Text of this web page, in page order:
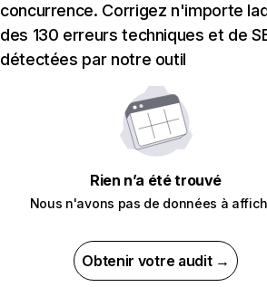
concurrence. Corrigez n'importe
des 130 erreurs techniques et de
détectées par notre outil
Rien n’a été trouvé
Nous n'avons pas de données à
Obtenir votre audit →